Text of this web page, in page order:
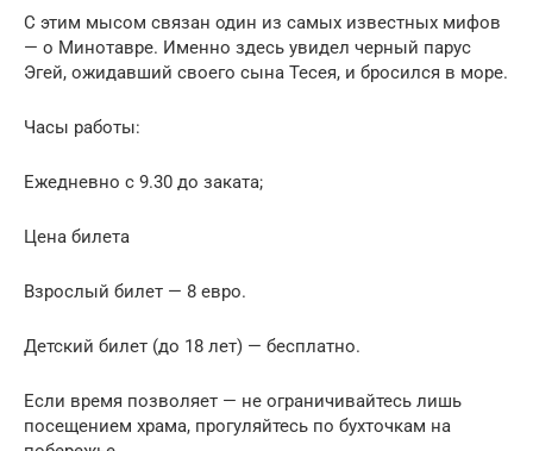
С этим мысом связан один из самых известных мифов
— о Минотавре. Именно здесь увидел черный парус
Эгей, ожидавший своего сына Тесея, и бросился в море.
Часы работы:
Ежедневно с 9.30 до заката;
Цена билета
Взрослый билет — 8 евро.
Детский билет (до 18 лет) — бесплатно.
Если время позволяет — не ограничивайтесь лишь
посещением храма, прогуляйтесь по бухточкам на